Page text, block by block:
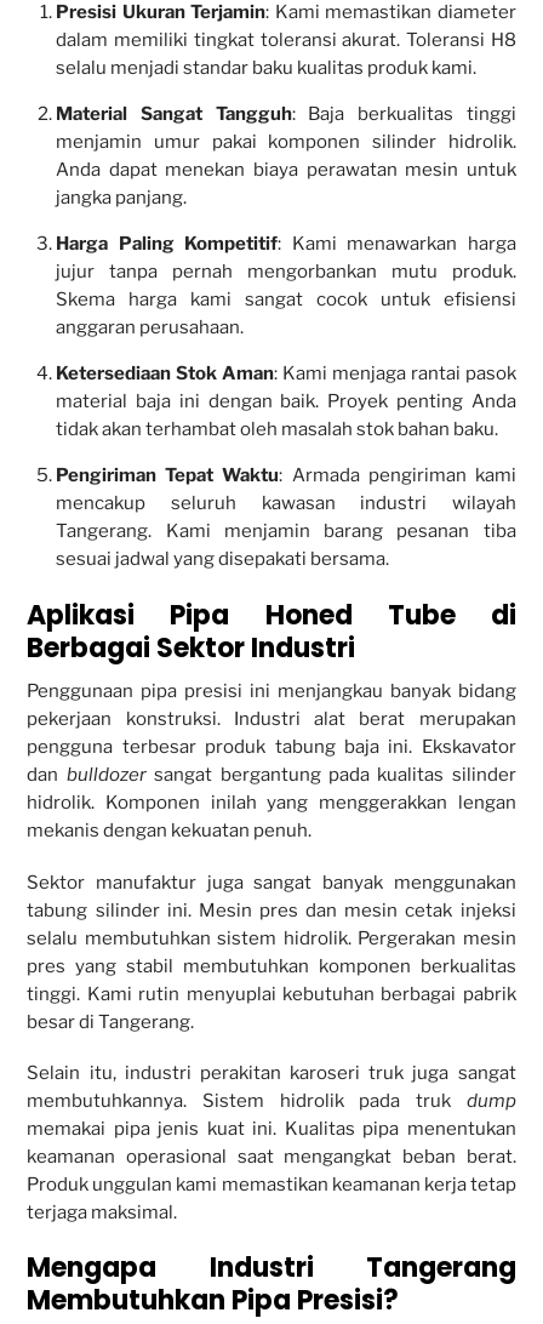
Presisi Ukuran Terjamin: Kami memastikan diameter
dalam memiliki tingkat toleransi akurat. Toleransi H8
selalu menjadi standar baku kualitas produk kami.
Material Sangat Tangguh: Baja berkualitas tinggi
menjamin umur pakai komponen silinder hidrolik.
Anda dapat menekan biaya perawatan mesin untuk
jangka panjang.
Harga Paling Kompetitif: Kami menawarkan harga
jujur tanpa pernah mengorbankan mutu produk.
Skema harga kami sangat cocok untuk efisiensi
anggaran perusahaan.
Ketersediaan Stok Aman: Kami menjaga rantai pasok
material baja ini dengan baik. Proyek penting Anda
tidak akan terhambat oleh masalah stok bahan baku.
Pengiriman Tepat Waktu: Armada pengiriman kami
mencakup seluruh kawasan industri wilayah
Tangerang. Kami menjamin barang pesanan tiba
sesuai jadwal yang disepakati bersama.
Aplikasi Pipa Honed Tube di
Berbagai Sektor Industri
Penggunaan pipa presisi ini menjangkau banyak bidang
pekerjaan konstruksi. Industri alat berat merupakan
pengguna terbesar produk tabung baja ini. Ekskavator
dan bulldozersangat bergantung pada kualitas silinder
hidrolik. Komponen inilah yang menggerakkan lengan
mekanis dengan kekuatan penuh.
Sektor manufaktur juga sangat banyak menggunakan
tabung silinder ini. Mesin pres dan mesin cetak injeksi
selalu membutuhkan sistem hidrolik. Pergerakan mesin
pres yang stabil membutuhkan komponen berkualitas
tinggi. Kami rutin menyuplai kebutuhan berbagai pabrik
besar di Tangerang.
Selain itu, industri perakitan karoseri truk juga sangat
membutuhkannya. Sistem hidrolik pada truk dump
memakai pipa jenis kuat ini. Kualitas pipa menentukan
keamanan operasional saat mengangkat beban berat.
Produk unggulan kami memastikan keamanan kerja tetap
terjaga maksimal.
Mengapa Industri Tangerang
Membutuhkan Pipa Presisi?